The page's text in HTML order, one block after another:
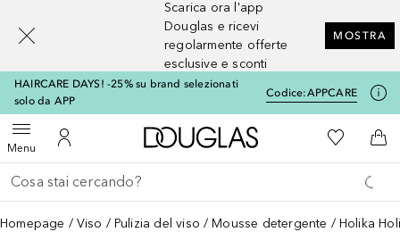
Scarica ora l'app
Douglas e ricevi
regolarmente offerte
esclusive e sconti
MOSTRA
HAIRCARE DAYS! -25% su brand selezionati
solo da APP
Codice:APPCARE
MenuApri menuAl Mio Account
A Douglas HomeAlla Mia
Al
Torna indietro
Esegui ricerca
Homepage Viso Pulizia del viso Mousse detergente Holika
[navigation.slideout.screenreader]